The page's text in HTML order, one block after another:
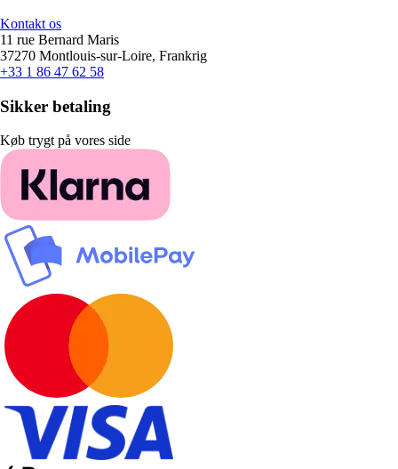
Kontakt os
11 rue Bernard Maris
37270 Montlouis-sur-Loire, Frankrig
+33 1 86 47 62 58
Sikker betaling
Køb trygt på vores side